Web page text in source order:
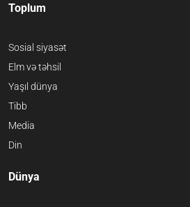
Toplum
Sosial siyasət
Elm və təhsil
Yaşıl dünya
Tibb
Media
Din
Dünya